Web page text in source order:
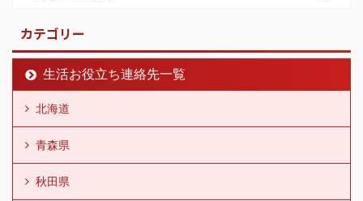
カテゴリー
生活お役立ち連絡先一覧
北海道
青森県
秋田県